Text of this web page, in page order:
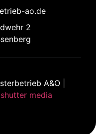
ao.de
2
A&O |
media